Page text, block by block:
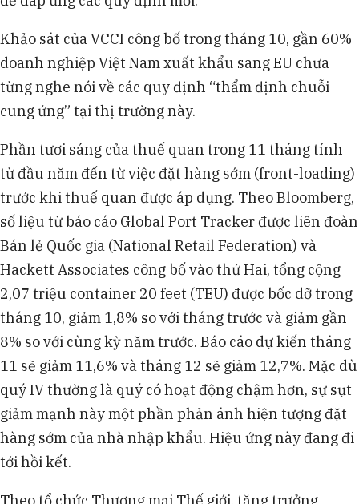
Khảo sát của VCCI công bố trong tháng 10, gần 60%
doanh nghiệp Việt Nam xuất khẩu sang EU chưa
từng nghe nói về các quy định “thẩm định chuỗi
cung ứng” tại thị trường này.
Phần tươi sáng của thuế quan trong 11 tháng tính
từ đầu năm đến từ việc đặt hàng sớm (front-loading)
trước khi thuế quan được áp dụng. Theo Bloomberg,
số liệu từ báo cáo Global Port Tracker được liên đoàn
Bán lẻ Quốc gia (National Retail Federation) và
Hackett Associates công bố vào thứ Hai, tổng cộng
2,07 triệu container 20 feet (TEU) được bốc dỡ trong
tháng 10, giảm 1,8% so với tháng trước và giảm gần
8% so với cùng kỳ năm trước. Báo cáo dự kiến tháng
11 sẽ giảm 11,6% và tháng 12 sẽ giảm 12,7%. Mặc dù
quý IV thường là quý có hoạt động chậm hơn, sự sụt
giảm mạnh này một phần phản ánh hiện tượng đặt
hàng sớm của nhà nhập khẩu. Hiệu ứng này đang đi
tới hồi kết.